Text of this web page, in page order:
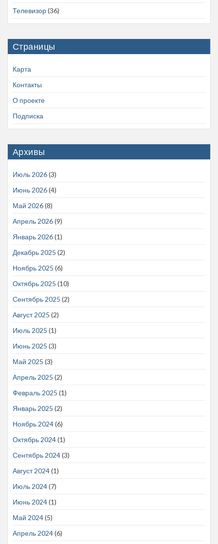
Телевизор(36)
Страницы
Карта
Контакты
О проекте
Подписка
Архивы
Июль 2026(3)
Июнь 2026(4)
Май 2026(8)
Апрель 2026(9)
Январь 2026(1)
Декабрь 2025 (2)
Ноябрь 2025 (6)
Октябрь 2025 (10)
Сентябрь 2025 (2)
Август 2025 (2)
Июль 2025 (1)
Июнь 2025 (3)
Май 2025 (3)
Апрель 2025 (2)
Февраль 2025 (1)
Январь 2025 (2)
Ноябрь 2024(6)
Октябрь 2024(1)
Сентябрь 2024(3)
Август 2024(1)
Июль 2024(7)
Июнь 2024(1)
Май 2024(5)
Апрель 2024(6)